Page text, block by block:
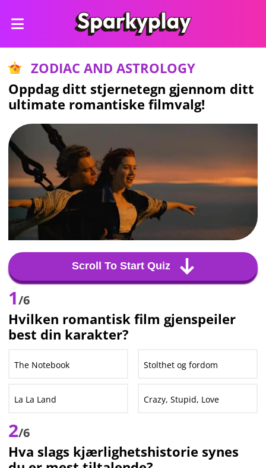
ZODIAC AND ASTROLOGY
Oppdag ditt stjernetegn gjennom ditt
ultimate romantiske filmvalg!
Scroll To Start Quiz
1/6
Hvilken romantisk film gjenspeiler
best din karakter?
The Notebook Stolthet og fordom
La La Land Crazy, Stupid, Love
2/6
Hva slags kjærlighetshistorie synes